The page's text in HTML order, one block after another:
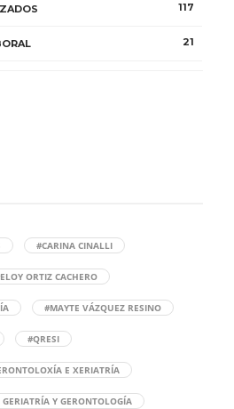
117
21
#CARINA CINALLI
ORTIZ CACHERO
#MAYTE VÁZQUEZ RESINO
#QRESI
E XERIATRÍA
Y GERONTOLOGÍA